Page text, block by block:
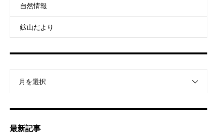
自然情報
鉱山だより
月を選択
最新記事